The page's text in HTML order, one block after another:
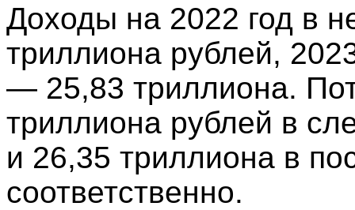
Доходы на 2022 год в
триллиона рублей,
— 25,83 триллиона.
триллиона рублей в
и 26,35 триллиона в
соответственно.